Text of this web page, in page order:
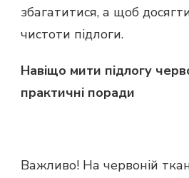
збагатитися, а щоб
чистоти підлоги.
Навіщо мити підлогу
практичні поради
Важливо! На червоній